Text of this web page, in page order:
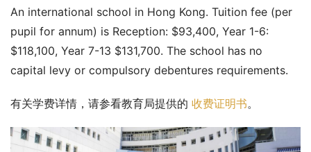
An international school in Hong Kong. Tuition fee (per
pupil for annum) is Reception: $93,400, Year 1-6:
$118,100, Year 7-13 $131,700. The school has no
capital levy or compulsory debentures requirements.
有关学费详情，请参看教育局提供的 收费证明书。